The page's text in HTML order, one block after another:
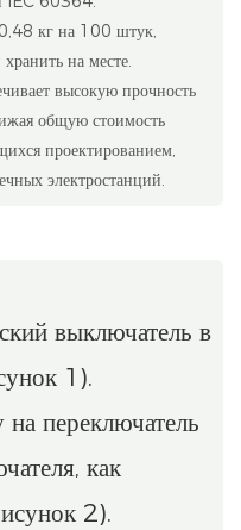
кг на 100 штук,
на месте.
высокую прочность
общую стоимость
проектированием,
электростанций.
выключатель в
1).
на переключатель
как
2).